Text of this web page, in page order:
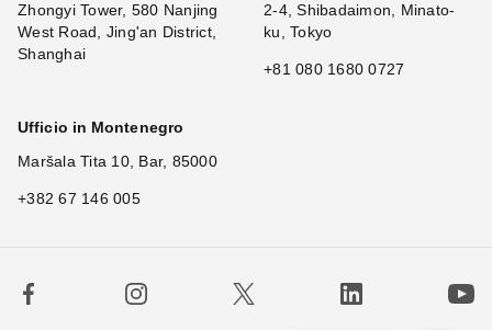
Zhongyi Tower, 580 Nanjing
West Road, Jing'an District,
Shanghai
2-4, Shibadaimon, Minato-
ku, Tokyo
+81 080 1680 0727
Ufficio in Montenegro
Maršala Tita 10, Bar, 85000
+382 67 146 005